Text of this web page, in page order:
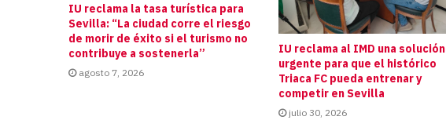
IU reclama la tasa turística para
Sevilla: “La ciudad corre el riesgo
de morir de éxito si el turismo no
contribuye a sostenerla”
agosto 7, 2026
IU reclama al IMD una solución
urgente para que el histórico
Triaca FC pueda entrenar y
competir en Sevilla
julio 30, 2026